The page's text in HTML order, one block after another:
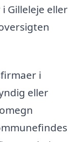
Gilleleje eller
i
eller